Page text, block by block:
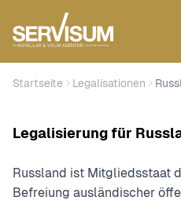
Startseite Legalisationen
Legalisierung für
Russland ist Mitgliedsstaat
Befreiung ausländischer